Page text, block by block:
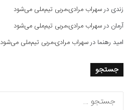
زندی درسهراب مرادی،مربی تیم‌ملی می‌شود
آرمان درسهراب مرادی،مربی تیم‌ملی می‌شود
امید رهنما درسهراب مرادی،مربی تیم‌ملی می‌شود
جستجو